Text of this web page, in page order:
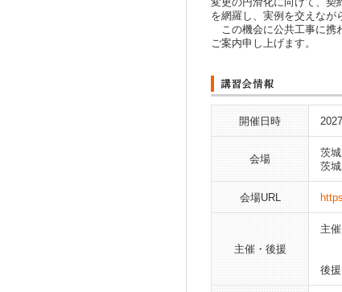
を網羅し、実例を交えなが
この機会に公共工事に携
ご案内申し上げます。
開催日時
会場
茨
茨
会場URL
主催・後援
主
後援